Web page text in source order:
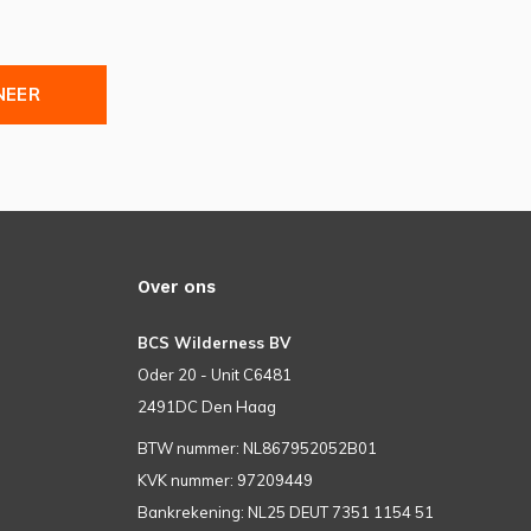
Over ons
BCS Wilderness BV
Oder 20 - Unit C6481
2491DC Den Haag
BTW nummer: NL867952052B01
KVK nummer: 97209449
Bankrekening: NL25 DEUT 7351 1154 51